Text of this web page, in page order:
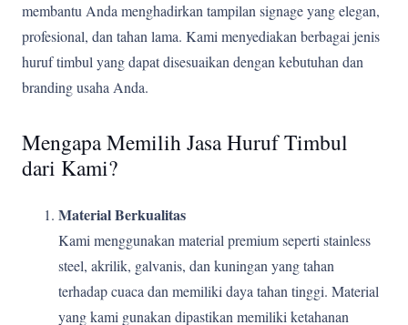
membantu Anda menghadirkan tampilan signage yang elegan,
profesional, dan tahan lama. Kami menyediakan berbagai jenis
huruf timbul yang dapat disesuaikan dengan kebutuhan dan
branding usaha Anda.
Mengapa Memilih Jasa Huruf Timbul
dari Kami?
Material Berkualitas
Kami menggunakan material premium seperti stainless
steel, akrilik, galvanis, dan kuningan yang tahan
terhadap cuaca dan memiliki daya tahan tinggi. Material
yang kami gunakan dipastikan memiliki ketahanan